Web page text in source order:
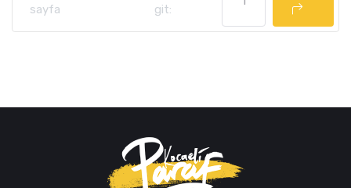
sayfa
git: